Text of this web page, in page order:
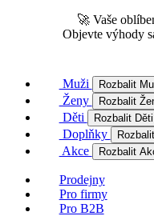
🚀 Vaše
Objevte výhody
Muži Rozbalit
Ženy Rozbalit
Děti Rozbalit Děti
Doplňky
Akce Rozbalit
Prodejny
Pro firmy
Pro B2B